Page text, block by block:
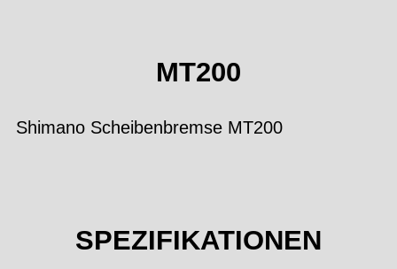
MT200
Shimano Scheibenbremse MT200
SPEZIFIKATIONEN